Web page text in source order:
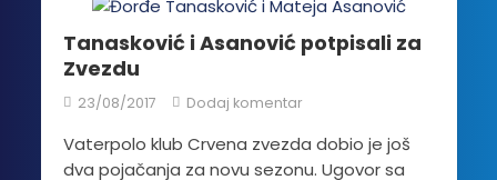
Tanasković i Asanović potpisali za
Zvezdu
23/08/2017 Dodaj komentar
Vaterpolo klub Crvena zvezda dobio je još
dva pojačanja za novu sezonu. Ugovor sa